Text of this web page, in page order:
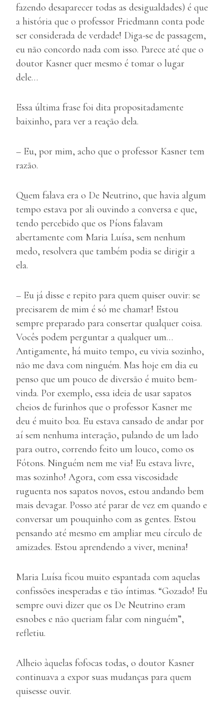
fazendo desaparecer todas as desigualdades) é que
a história que o professor Friedmann conta pode
ser considerada de verdade! Diga-se de passagem,
eu não concordo nada com isso. Parece até que o
doutor Kasner quer mesmo é tomar o lugar
dele…
Essa última frase foi dita propositadamente
baixinho, para ver a reação dela.
– Eu, por mim, acho que o professor Kasner tem
razão.
Quem falava era o De Neutrino, que havia algum
tempo estava por ali ouvindo a conversa e que,
tendo percebido que os Píons falavam
abertamente com Maria Luísa, sem nenhum
medo, resolvera que também podia se dirigir a
ela.
– Eu já disse e repito para quem quiser ouvir: se
precisarem de mim é só me chamar! Estou
sempre preparado para consertar qualquer coisa.
Vocês podem perguntar a qualquer um…
Antigamente, há muito tempo, eu vivia sozinho,
não me dava com ninguém. Mas hoje em dia eu
penso que um pouco de diversão é muito bem-
vinda. Por exemplo, essa ideia de usar sapatos
cheios de furinhos que o professor Kasner me
deu é muito boa. Eu estava cansado de andar por
aí sem nenhuma interação, pulando de um lado
para outro, correndo feito um louco, como os
Fótons. Ninguém nem me via! Eu estava livre,
mas sozinho! Agora, com essa viscosidade
ruguenta nos sapatos novos, estou andando bem
mais devagar. Posso até parar de vez em quando e
conversar um pouquinho com as gentes. Estou
pensando até mesmo em ampliar meu círculo de
amizades. Estou aprendendo a viver, menina!
Maria Luísa ficou muito espantada com aquelas
confissões inesperadas e tão íntimas. “Gozado! Eu
sempre ouvi dizer que os De Neutrino eram
esnobes e não queriam falar com ninguém”,
refletiu.
Alheio àquelas fofocas todas, o doutor Kasner
continuava a expor suas mudanças para quem
quisesse ouvir.